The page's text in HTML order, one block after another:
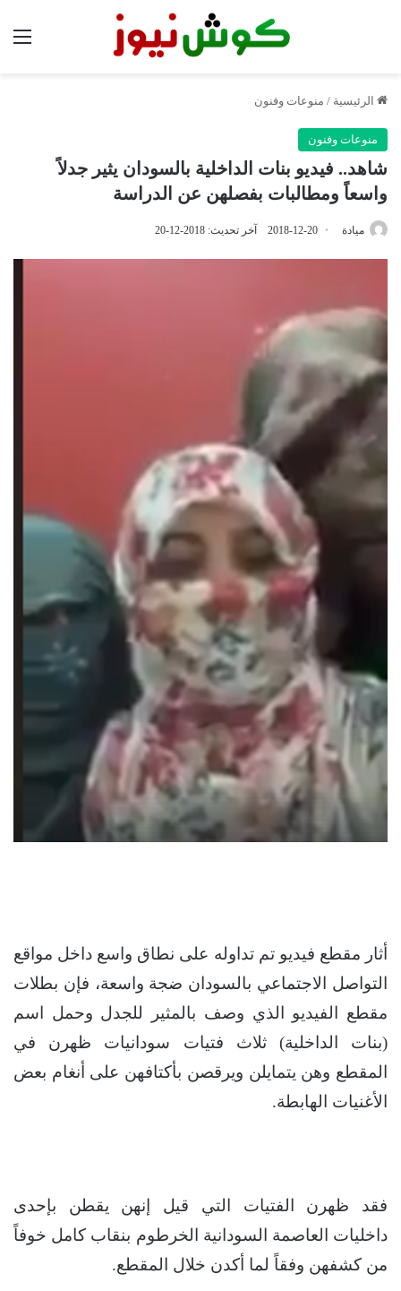
الرئيسية / منوعات وفنون
منوعات وفنون
شاهد.. فيديو بنات الداخلية بالسودان يثير جدلاً
واسعاً ومطالبات بفصلهن عن الدراسة
ميادة 2018-12-20 آخر تحديث: 2018-12-20
أثار مقطع فيديو تم تداوله على نطاق واسع داخل مواقع
التواصل الاجتماعي بالسودان ضجة واسعة، فإن بطلات
مقطع الفيديو الذي وصف بالمثير للجدل وحمل اسم
(بنات الداخلية) ثلاث فتيات سودانيات ظهرن في
المقطع وهن يتمايلن ويرقصن بأكتافهن على أنغام بعض
الأغنيات الهابطة.
فقد ظهرن الفتيات التي قيل إنهن يقطن بإحدى
داخليات العاصمة السودانية الخرطوم بنقاب كامل خوفاً
من كشفهن وفقاً لما أكدن خلال المقطع.